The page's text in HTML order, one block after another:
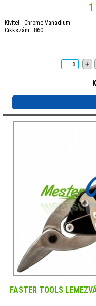
Kivitel : Chrome-Vanadium
Cikkszám : 860
+
FASTER TOOLS